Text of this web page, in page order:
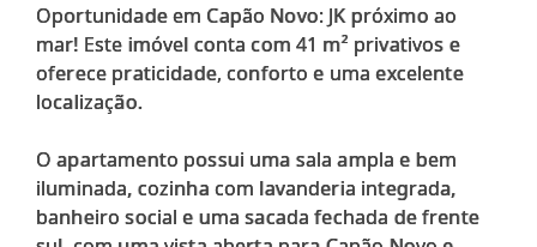
Oportunidade em Capão Novo: JK próximo ao
mar! Este imóvel conta com 41 m² privativos e
oferece praticidade, conforto e uma excelente
localização.
O apartamento possui uma sala ampla e bem
iluminada, cozinha com lavanderia integrada,
banheiro social e uma sacada fechada de frente